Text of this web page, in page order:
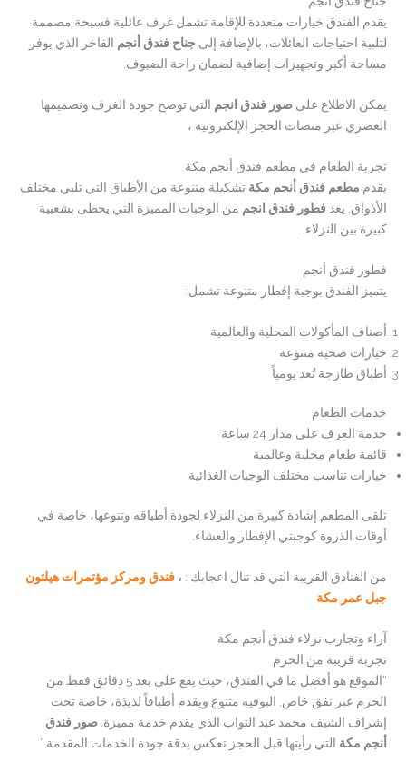
يقدم الفندق خيارات متعددة للإقامة تشمل غرف عائلية فسيحة مصممة
لتلبية احتياجات العائلات، بالإضافة إلى جناح فندق أنجم الفاخر الذي يوفر
مساحة أكبر وتجهيزات إضافية لضمان راحة الضيوف.
يمكن الاطلاع علىصور فندق انجم التي توضح جودة الغرف وتصميمها
العصري عبر منصات الحجز الإلكترونية ،
تجربة الطعام في مطعم فندق أنجم مكة
يقدم مطعم فندق أنجم مكة تشكيلة متنوعة من الأطباق التي تلبي مختلف
الأذواق. يعدفطور فندق انجم من الوجبات المميزة التي يحظى بشعبية
كبيرة بين النزلاء.
فطور فندق أنجم
يتميز الفندق بوجبة إفطار متنوعة تشمل:
أصناف المأكولات المحلية والعالمية
خيارات صحية متنوعة
أطباق طازجة تُعد يومياً
خدمات الطعام
خدمة الغرف على مدار 24 ساعة
قائمة طعام محلية وعالمية
خيارات تناسب مختلف الوجبات الغذائية
تلقى المطعم إشادة كبيرة من النزلاء لجودة أطباقه وتنوعها، خاصة في
أوقات الذروة كوجبتي الإفطار والعشاء.
من الفنادق القريبة التي قد تنال اعجابك : ،فندق ومركز مؤتمرات هيلتون
جبل عمر مكة
آراء وتجارب نزلاء فندق أنجم مكة
تجربة قريبة من الحرم
“الموقع هو أفضل ما في الفندق، حيث يقع على بعد 5 دقائق فقط من
الحرم عبر نفق خاص. البوفيه متنوع ويقدم أطباقاً لذيذة، خاصة تحت
إشراف الشيف محمد عبد التواب الذي يقدم خدمة مميزة.صور فندق
أنجم مكة التي رأيتها قبل الحجز تعكس بدقة جودة الخدمات المقدمة.”